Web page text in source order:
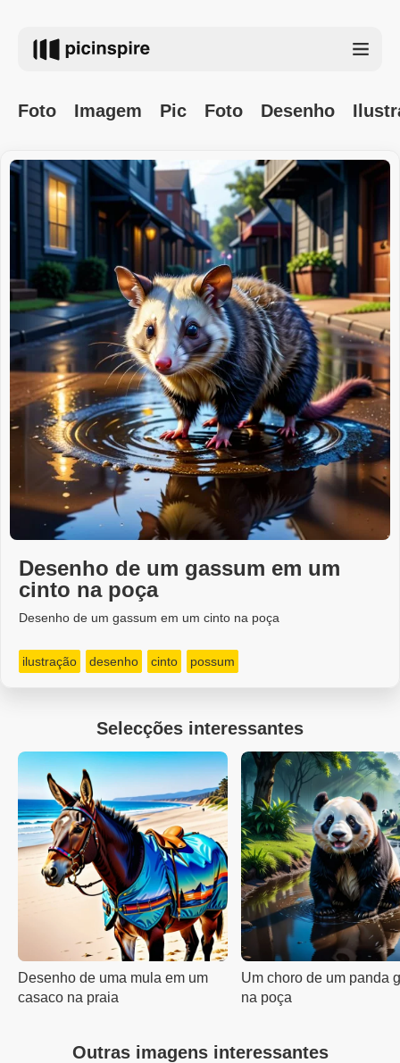
Foto Imagem Pic Foto Desenho
Desenho de um gassum em um
cinto na poça
Desenho de um gassum em um cinto na poça
ilustração desenho cinto possum
Selecções interessantes
Desenho de uma mula em um
casaco na praia
Um choro de um panda
na poça
Outras imagens interessantes